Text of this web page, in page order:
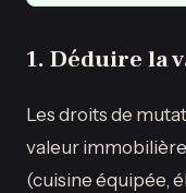
1. Déduire la
Les droits de
valeur
(cuisine équipée,